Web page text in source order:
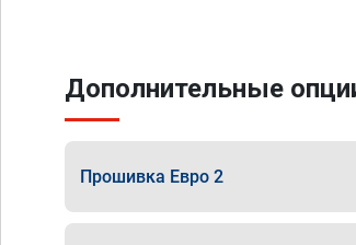
Дополнительные
Прошивка Евро 2